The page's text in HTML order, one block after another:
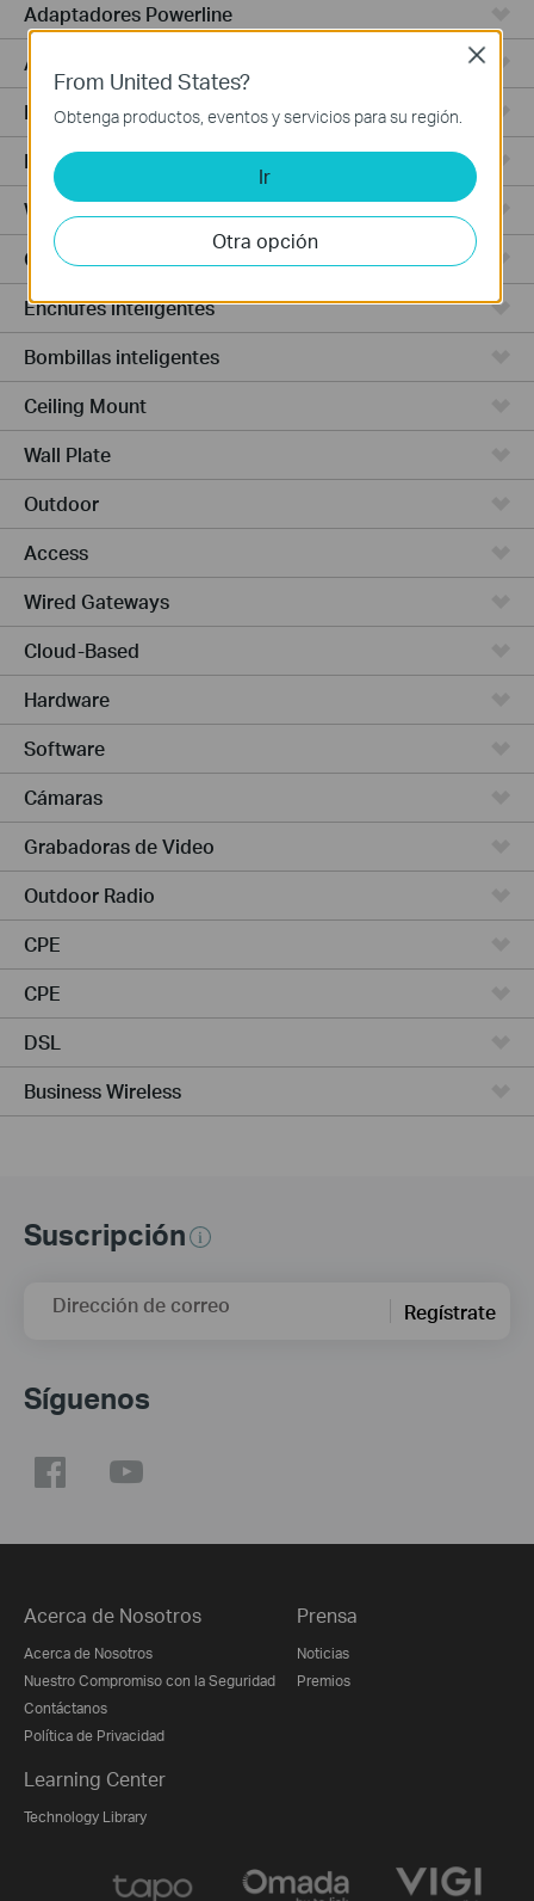
Adaptadores Powerline
Adaptadores de Alta Potencia
PCIe Adapters
Punto de Acceso
Wireless USB Adapters
Cámaras Cloud
Enchufes inteligentes
Bombillas inteligentes
Ceiling Mount
Wall Plate
Outdoor
Access
Wired Gateways
Cloud-Based
Hardware
Software
Cámaras
Grabadoras de Video
Outdoor Radio
CPE
CPE
DSL
Business Wireless
Suscripción
Dirección de correo Regístrate
Síguenos
Acerca de Nosotros
Acerca de Nosotros
Nuestro Compromiso con la Seguridad
Contáctanos
Política de Privacidad
Prensa
Noticias
Premios
Learning Center
Technology Library
From United States?
Obtenga productos, eventos y servicios para su región.
Ir
Otra opción
Close